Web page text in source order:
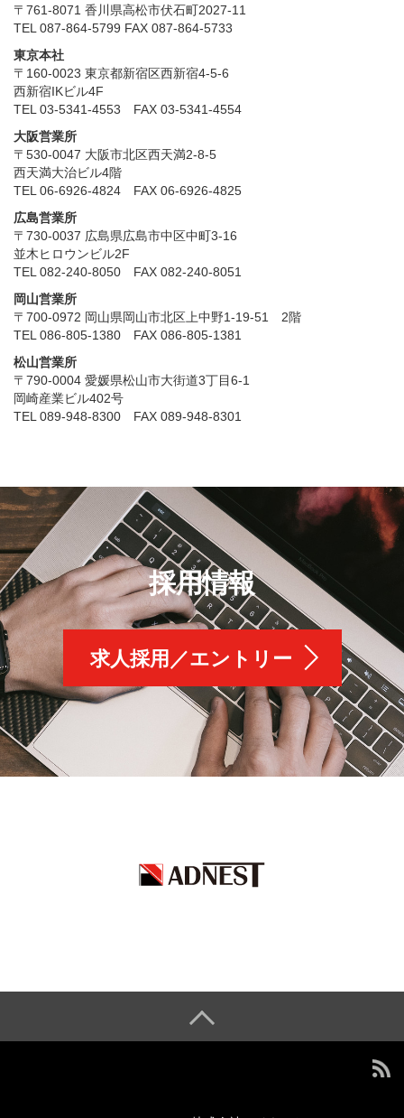
〒761-8071 香川県高松市伏石町2027-11
TEL 087-864-5799 FAX 087-864-5733
東京本社
〒160-0023 東京都新宿区西新宿4-5-6
西新宿IKビル4F
TEL 03-5341-4553 FAX 03-5341-4554
大阪営業所
〒530-0047 大阪市北区西天満2-8-5
西天満大治ビル4階
TEL 06-6926-4824 FAX 06-6926-4825
広島営業所
〒730-0037 広島県広島市中区中町3-16
並木ヒロウンビル2F
TEL 082-240-8050 FAX 082-240-8051
岡山営業所
〒700-0972 岡山県岡山市北区上中野1-19-51 2階
TEL 086-805-1380 FAX 086-805-1381
松山営業所
〒790-0004 愛媛県松山市大街道3丁目6-1
岡崎産業ビル402号
TEL 089-948-8300 FAX 089-948-8301
採用情報
求人採用／エントリー